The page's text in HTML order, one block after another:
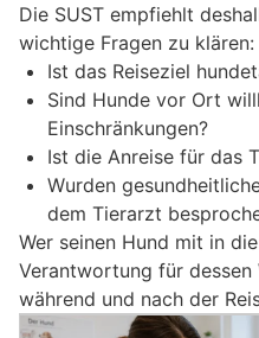
Die SUST empfiehlt
wichtige Fragen zu klären:
Ist das Reiseziel
Sind Hunde vor Ort
Einschränkungen?
Ist die Anreise für das
Wurden
dem Tierarzt
Wer seinen Hund mit in
Verantwortung für dessen
während und nach der